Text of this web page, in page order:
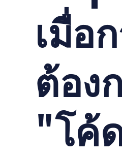
เมื่อ
ต้อง
"โค้